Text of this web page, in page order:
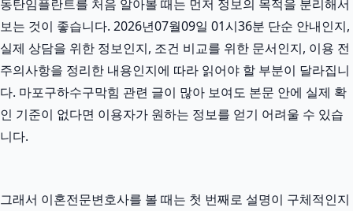
동탄임플란트를 처음 알아볼 때는 먼저 정보의 목적을 분리해서
보는 것이 좋습니다. 2026년07월09일 01시36분 단순 안내인지,
실제 상담을 위한 정보인지, 조건 비교를 위한 문서인지, 이용 전
주의사항을 정리한 내용인지에 따라 읽어야 할 부분이 달라집니
다. 마포구하수구막힘 관련 글이 많아 보여도 본문 안에 실제 확
인 기준이 없다면 이용자가 원하는 정보를 얻기 어려울 수 있습
니다.
그래서 이혼전문변호사를 볼 때는 첫 번째로 설명이 구체적인지